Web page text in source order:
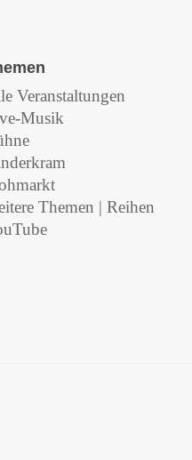
Veranstaltungen
Musik
Themen | Reihen